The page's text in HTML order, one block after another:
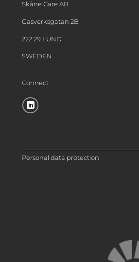
Skåne Care AB
Gasverksgatan 2B
222 29 LUND
SWEDEN
Connect
Personal data protection